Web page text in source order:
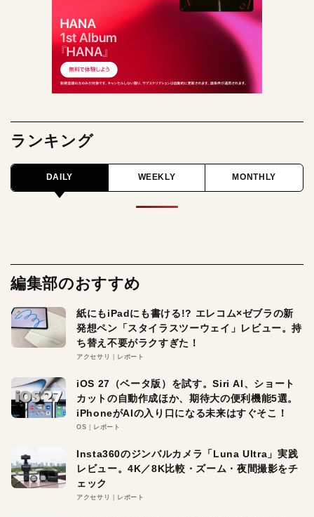
ランキング
DAILY WEEKLY MONTHLY
編集部のおすすめ
紙にもiPadにも書ける!? エレコム×ゼブラの新
発想ペン「スタイラスツーウェイ」レビュー。持
ち替え不要がラクすぎた！
アクセサリ レポート
iOS 27（ベータ版）を試す。Siri AI、ショート
カットの自動作成ほか、期待大の便利機能5選。
iPhoneがAIの入り口になる未来はすぐそこ！
OS レポート
Insta360のジンバルカメラ「Luna Ultra」実践
レビュー。4K／8K比較・ズーム・夜間撮影をチ
ェック
アクセサリ レポート